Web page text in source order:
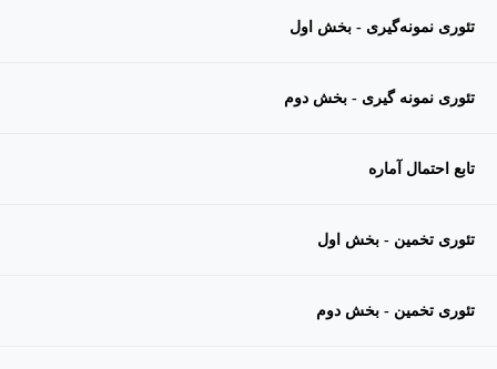
تئوری نمونه‌گیری - بخش اول
تئوری نمونه گیری - بخش دوم
تابع احتمال آماره
تئوری تخمین - بخش اول
تئوری تخمین - بخش دوم